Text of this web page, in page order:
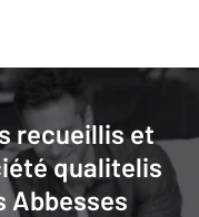
qualitelis
Abbesses
: nos